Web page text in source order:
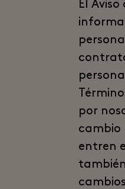
El
por
cambio
entren